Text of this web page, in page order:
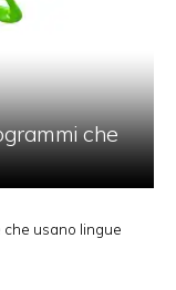
che
usano lingue